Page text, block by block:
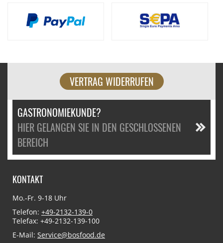
VERTRAG WIDERRUFEN
GASTRONOMIEKUNDE?
HIER GELANGEN SIE IN DEN GESCHLOSSENEN
BEREICH
KONTAKT
Mo.-Fr. 9-18 Uhr
Telefon: +49-2132-139-0
Telefax: +49-2132-139-100
E-Mail: Service@bosfood.de